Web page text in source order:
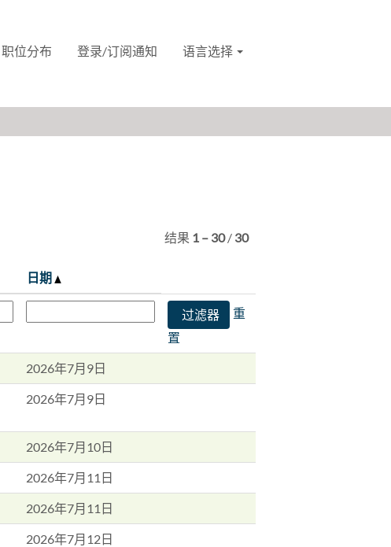
职位分布 登录/订阅通知 语言选择
结果 1 – 30/ 30
日期
重
置
2026年7月9日
2026年7月9日
2026年7月10日
2026年7月11日
2026年7月11日
2026年7月12日